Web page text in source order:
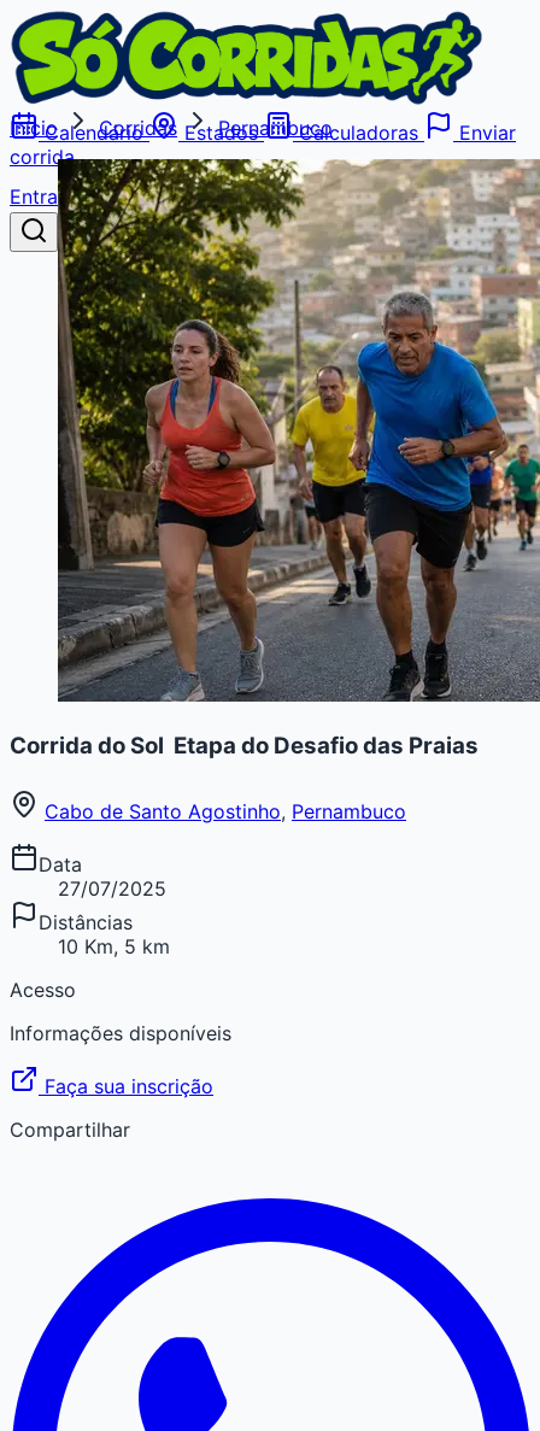
Calendário Estados Calculadoras
Enviar
corrida
Entrar
Buscar
Início Corridas Pernambuco
Corrida do Sol  Etapa do Desafio das Praias
Cabo de Santo Agostinho, Pernambuco
Data
27/07/2025
Distâncias
10 Km, 5 km
Acesso
Informações disponíveis
Faça sua inscrição
Compartilhar